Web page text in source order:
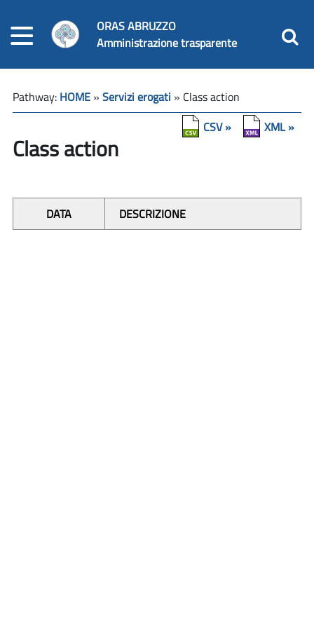
ORAS ABRUZZO
Amministrazione trasparente
Pathway: HOME » Servizi erogati » Class action
XML »
CSV »
Class action
DATA DESCRIZIONE